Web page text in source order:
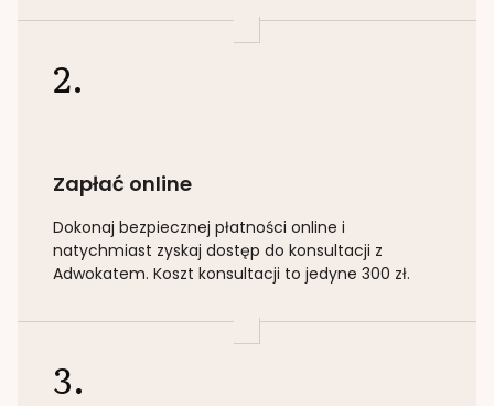
2.
Zapłać online
Dokonaj bezpiecznej płatności online i
natychmiast zyskaj dostęp do konsultacji z
Adwokatem. Koszt konsultacji to jedyne 300 zł.
3.